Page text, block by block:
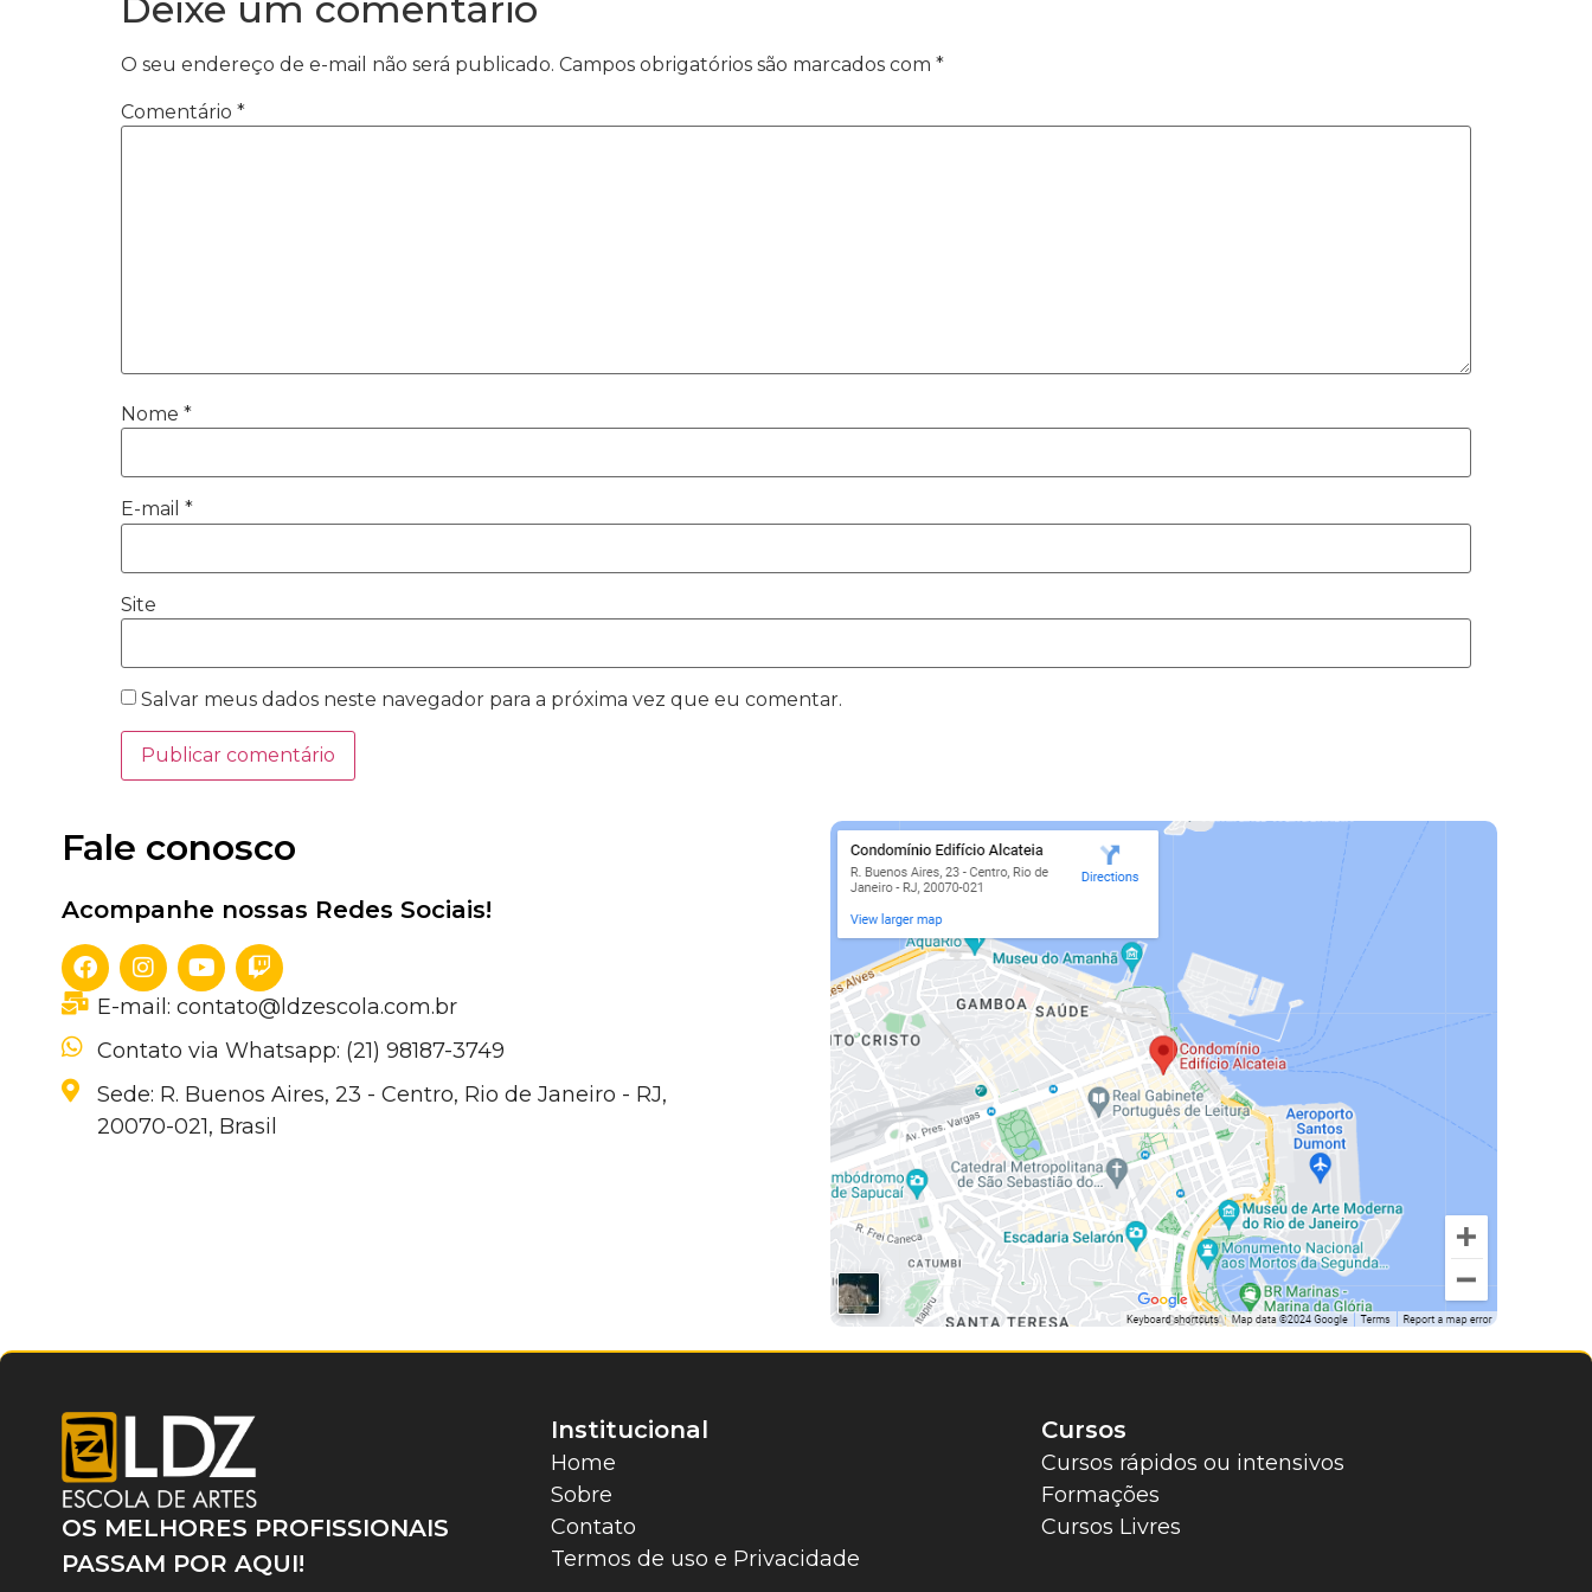
Deixe um comentário
O seu endereço de e-mail não será publicado. Campos obrigatórios são marcados com *
Comentário *
Nome *
E-mail *
Site
Salvar meus dados neste navegador para a próxima vez que eu comentar.
Fale conosco
Acompanhe nossas Redes Sociais!
E-mail: contato@ldzescola.com.br
Contato via Whatsapp: (21) 98187-3749
Sede: R. Buenos Aires, 23 - Centro, Rio de Janeiro - RJ,
20070-021, Brasil
OS MELHORES PROFISSIONAIS
PASSAM POR AQUI!
Institucional
Home
Sobre
Contato
Termos de uso e Privacidade
Cursos
Cursos rápidos ou intensivos
Formações
Cursos Livres